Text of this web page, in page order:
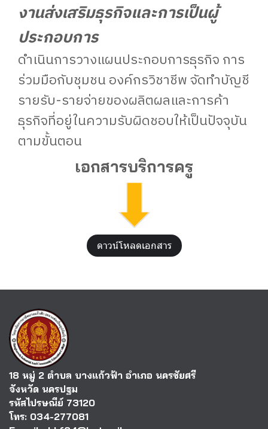
งานส่งเสริมธุรกิจและการเป็นผู้
ประกอบการ
ดำเนินการวางแผนประกอบการธุรกิจ การ
ร่วมมือกับชุมชน องค์กรวิชาชีพ จัดทำบัญชี
รายรับ-รายจ่ายของผลิตผลและการค้า
ธุรกิจที่อยู่ในความรับผิดชอบให้เป็นปัจจุบัน
ตามขั้นตอน
เอกสารบริการครู
ดาวน์โหลดเอกสาร
18 หมู่ 2 ตำบล บางแก้วฟ้า อำเภอ นครชัยศรี
จังหวัด นครปฐม
รหัสไปรษณีย์ 73120
โทร: 034-277081